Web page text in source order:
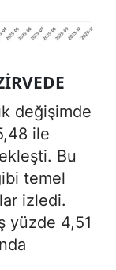
değişimde
ile
Bu
temel
izledi.
yüzde 4,51